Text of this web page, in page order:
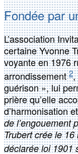
Fondée par
L’association
certaine Yvonne
voyante en 1976
arrondissement2,
guérison », lui
prière qu’elle
d’harmonisation
de l’engouement
Trubert crée le
déclarée loi 1901